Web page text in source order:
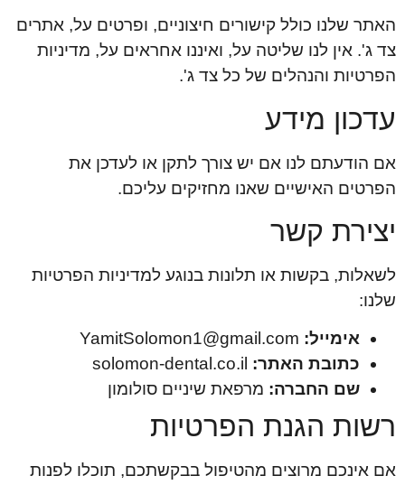
האתר שלנו כולל קישורים חיצוניים, ופרטים על, אתרים
צד ג'. אין לנו שליטה על, ואיננו אחראים על, מדיניות
הפרטיות והנהלים של כל צד ג'.
עדכון מידע
אם הודעתם לנו אם יש צורך לתקן או לעדכן את
הפרטים האישיים שאנו מחזיקים עליכם.
יצירת קשר
לשאלות, בקשות או תלונות בנוגע למדיניות הפרטיות
שלנו:
אימייל:
כתובת האתר:
שם החברה: מרפאת שיניים סולומון
רשות הגנת הפרטיות
אם אינכם מרוצים מהטיפול בבקשתכם, תוכלו לפנות